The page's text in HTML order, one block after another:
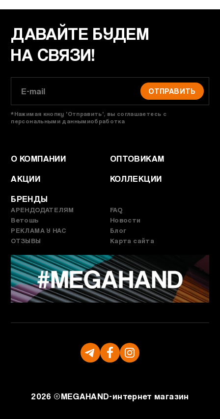
ДАВАЙТЕ БУДЕМ
НА СВЯЗИ!
ОТПРАВИТЬ
*Нажимая кнопку 'Отправить', вы соглашаетесь с
персональными даннымиобработка
О КОМПАНИИ
ОПТОВИКАМ
АКЦИИ
КОЛЛЕКЦИИ
БРЕНДЫ
АРЕНДОДАТЕЛЯМ
Ветошь
РЕКЛАМА У НАС
ОТЗЫВЫ
FAQ
Новости
Блог
Карта сайта
2026 ©MEGAHAND-интернет магазин